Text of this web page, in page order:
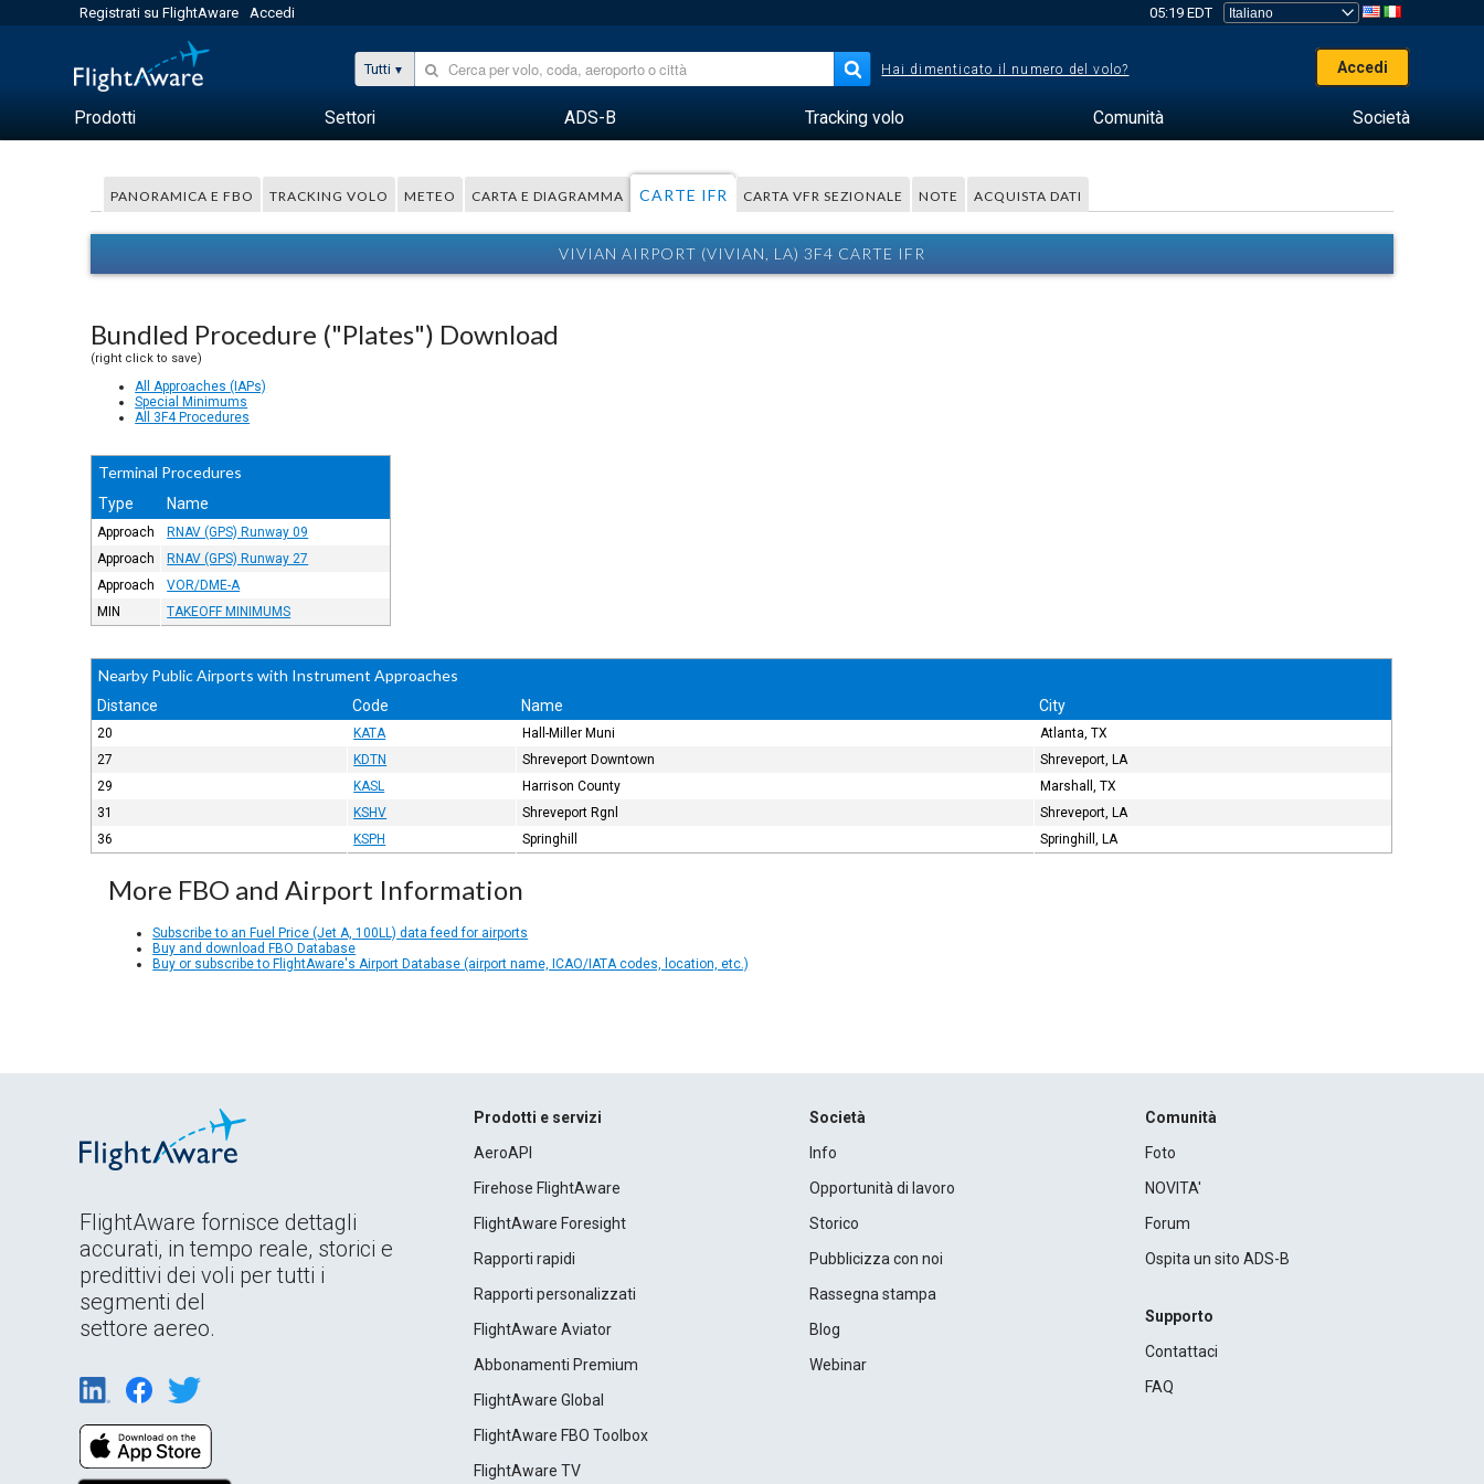
Registrati su FlightAware Accedi 05:19 EDT
Tutti Hai dimenticato il numero del volo? Accedi
Prodotti Settori ADS-B Tracking volo Comunità Società
PANORAMICA E FBO TRACKING VOLO METEO CARTA E DIAGRAMMA CARTE IFR CARTA VFR SEZIONALE NOTE ACQUISTA DATI
VIVIAN AIRPORT (VIVIAN, LA) 3F4 CARTE IFR
Bundled Procedure ("Plates") Download
(right click to save)
All Approaches (IAPs)
Special Minimums
All 3F4 Procedures
Terminal Procedures
Type Name
Approach
RNAV (GPS) Runway 09
Approach
RNAV (GPS) Runway 27
Approach
VOR/DME-A
MIN
TAKEOFF MINIMUMS
Nearby Public Airports with Instrument Approaches
Distance Code Name City
20 KATA Hall-Miller Muni
Atlanta, TX
27
KDTN Shreveport Downtown
Shreveport, LA
29
KASL Harrison County
Marshall, TX
31
KSHV Shreveport Rgnl
Shreveport, LA
36
KSPH Springhill Springhill, LA
More FBO and Airport Information
Subscribe to an Fuel Price (Jet A, 100LL) data feed for airports
Buy and download FBO Database
Buy or subscribe to FlightAware's Airport Database (airport name, ICAO/IATA codes, location, etc.)
FlightAware fornisce dettagli
accurati, in tempo reale, storici e
predittivi dei voli per tutti i
segmenti del
settore aereo.
Prodotti e servizi
AeroAPI
Firehose FlightAware
FlightAware Foresight
Rapporti rapidi
Rapporti personalizzati
FlightAware Aviator
Abbonamenti Premium
FlightAware Global
FlightAware FBO Toolbox
FlightAware TV
Società
Info
Opportunità di lavoro
Storico
Pubblicizza con noi
Rassegna stampa
Blog
Webinar
Comunità
Foto
NOVITA'
Forum
Ospita un sito ADS-B
Supporto
Contattaci
FAQ